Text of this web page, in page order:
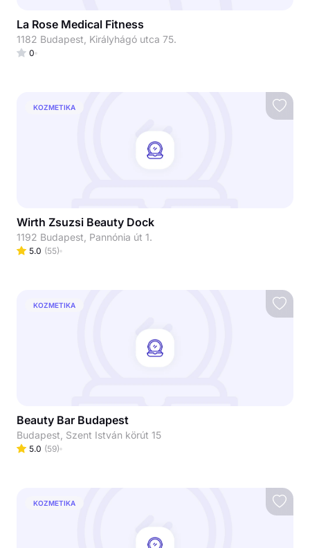
La Rose Medical Fitness
1182 Budapest, Királyhágó utca 75.
0
KOZMETIKA
Wirth Zsuzsi Beauty Dock
1192 Budapest, Pannónia út 1.
5.0 (55)
KOZMETIKA
Beauty Bar Budapest
Budapest, Szent István körút 15
5.0 (59)
KOZMETIKA